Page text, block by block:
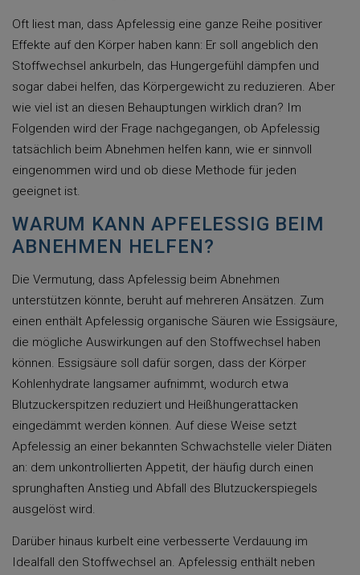
Oft liest man, dass Apfelessig eine ganze Reihe positiver
Effekte auf den Körper haben kann: Er soll angeblich den
Stoffwechsel ankurbeln, das Hungergefühl dämpfen und
sogar dabei helfen, das Körpergewicht zu reduzieren. Aber
wie viel ist an diesen Behauptungen wirklich dran? Im
Folgenden wird der Frage nachgegangen, ob Apfelessig
tatsächlich beim Abnehmen helfen kann, wie er sinnvoll
eingenommen wird und ob diese Methode für jeden
geeignet ist.
WARUM KANN APFELESSIG BEIM
ABNEHMEN HELFEN?
Die Vermutung, dass Apfelessig beim Abnehmen
unterstützen könnte, beruht auf mehreren Ansätzen. Zum
einen enthält Apfelessig organische Säuren wie Essigsäure,
die mögliche Auswirkungen auf den Stoffwechsel haben
können. Essigsäure soll dafür sorgen, dass der Körper
Kohlenhydrate langsamer aufnimmt, wodurch etwa
Blutzuckerspitzen reduziert und Heißhungerattacken
eingedämmt werden können. Auf diese Weise setzt
Apfelessig an einer bekannten Schwachstelle vieler Diäten
an: dem unkontrollierten Appetit, der häufig durch einen
sprunghaften Anstieg und Abfall des Blutzuckerspiegels
ausgelöst wird.
Darüber hinaus kurbelt eine verbesserte Verdauung im
Idealfall den Stoffwechsel an. Apfelessig enthält neben